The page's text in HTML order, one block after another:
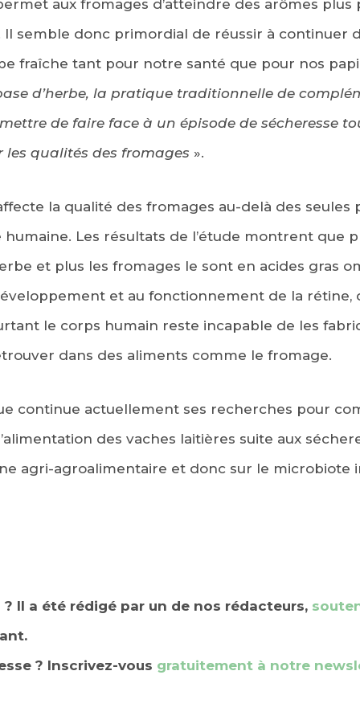
aux fromages d’atteindre des arômes plus
semble donc primordial de réussir à continuer
fraîche tant pour notre santé que pour nos
d’herbe, la pratique traditionnelle de
de faire face à un épisode de sécheresse
qualités des fromages ».
la qualité des fromages au-delà des seules
Les résultats de l’étude montrent que
et plus les fromages le sont en acides gras
et au fonctionnement de la rétine,
le corps humain reste incapable de les
dans des aliments comme le fromage.
continue actuellement ses recherches pour
des vaches laitières suite aux
agri-agroalimentaire et donc sur le microbiote
Il a été rédigé par un de nos rédacteurs,
? Inscrivez-vous gratuitement à notre